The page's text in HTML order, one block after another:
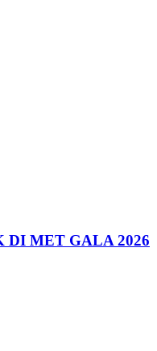
DI MET GALA 2026